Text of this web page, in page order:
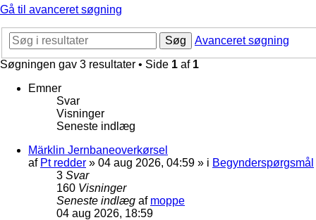
Gå til avanceret søgning
Søg
Avanceret søgning
Søgningen gav 3 resultater • Side 1 af 1
Emner
Svar
Visninger
Seneste indlæg
Märklin Jernbaneoverkørsel
af Pt redder » 04 aug 2026, 04:59 » i Begynderspørgsmål
3 Svar
160 Visninger
Seneste indlæg af moppe
04 aug 2026, 18:59